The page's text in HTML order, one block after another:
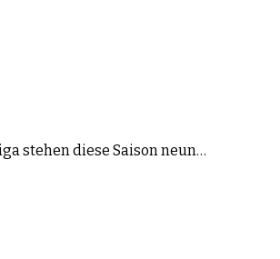
stehen diese Saison neun…